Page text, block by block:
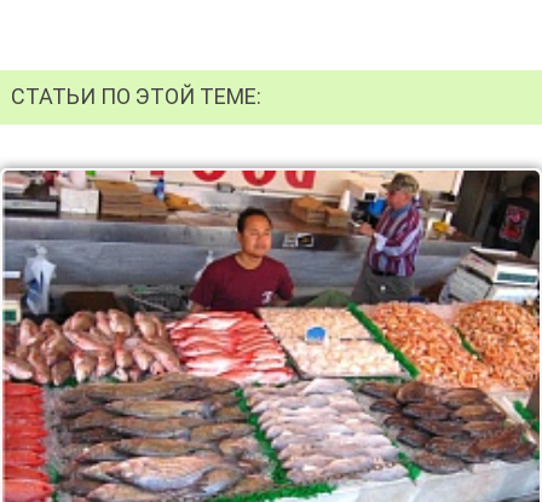
СТАТЬИ ПО ЭТОЙ ТЕМЕ: